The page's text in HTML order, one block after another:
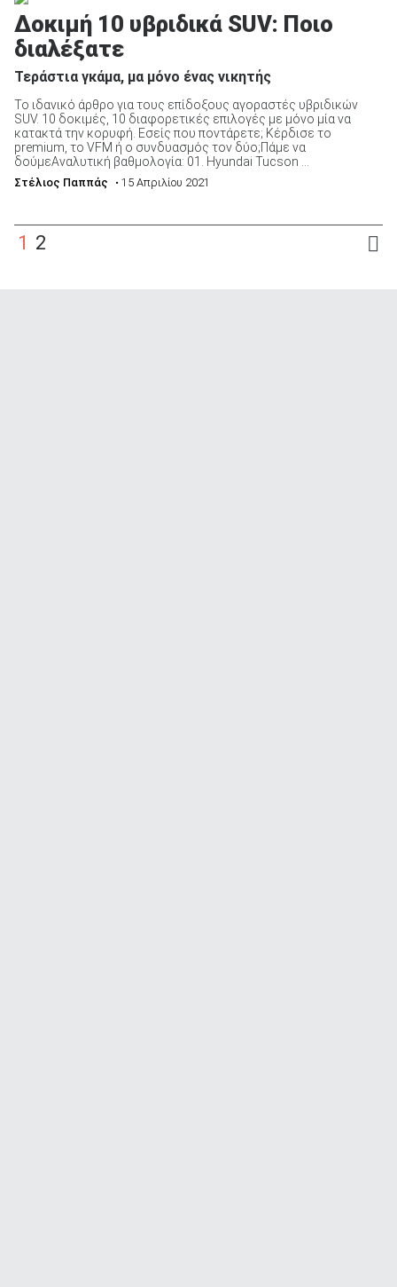
Δοκιμή 10 υβριδικά SUV: Ποιο
διαλέξατε
Τεράστια γκάμα, μα μόνο ένας νικητής
Το ιδανικό άρθρο για τους επίδοξους αγοραστές υβριδικών
SUV. 10 δοκιμές, 10 διαφορετικές επιλογές με μόνο μία να
κατακτά την κορυφή. Εσείς που ποντάρετε; Κέρδισε το
premium, το VFM ή ο συνδυασμός τον δύο;Πάμε να
δούμεΑναλυτική βαθμολογία: 01. Hyundai Tucson ...
Στέλιος Παππάς • 15 Απριλίου 2021
1 2